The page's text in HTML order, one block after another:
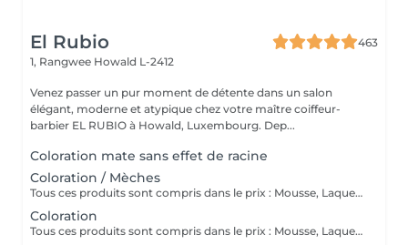
El Rubio
463
1, Rangwee Howald L-2412
Venez passer un pur moment de détente dans un salon
élégant, moderne et atypique chez votre maître coiffeur-
barbier EL RUBIO à Howald, Luxembourg. Dep...
Coloration mate sans effet de racine
Coloration / Mèches
Tous ces produits sont compris dans le prix : Mousse, Laque, Gel, Soin démêlant, Shampoing spécifique. Tous les produits que nous utilisons sont des produits de qualité professionnelle.
Coloration
Tous ces produits sont compris dans le prix : Mousse, Laque, Gel, Soin démêlant, Shampoing spécifique. Tous les produits que nous utilisons sont des produits de qualité professionnelle.